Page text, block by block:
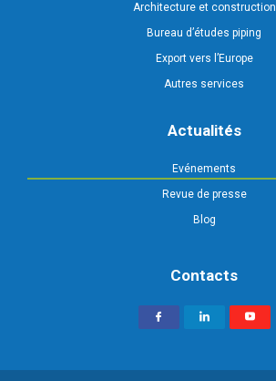
Architecture et construction
Bureau d’études piping
Export vers l’Europe
Autres services
Actualités
Evénements
Revue de presse
Blog
Contacts